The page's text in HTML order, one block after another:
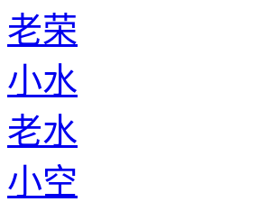
老荣
小水
老水
小空